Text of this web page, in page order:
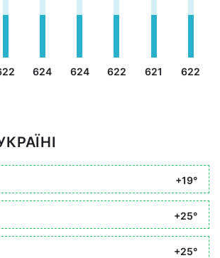
624 624 622 621 622
+19°
+25°
+25°